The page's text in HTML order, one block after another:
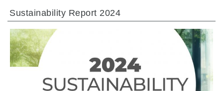
Sustainability Report 2024